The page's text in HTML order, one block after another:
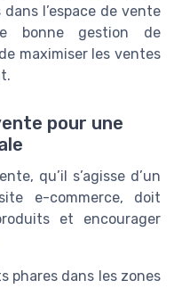
l’espace de vente
bonne gestion de
maximiser les ventes
pour une
qu’il s’agisse d’un
e-commerce, doit
et encourager
phares dans les zones